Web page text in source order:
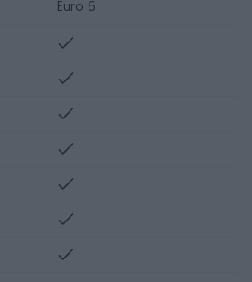
Euro 6